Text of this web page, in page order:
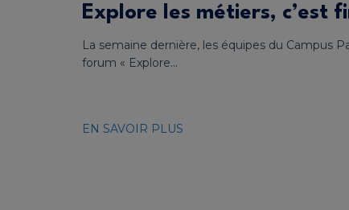
Explore les métiers, c’est
La semaine dernière, les équipes du Campus
forum « Explore...
EN SAVOIR PLUS